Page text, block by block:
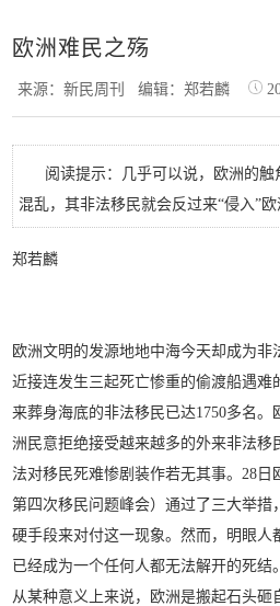
欧洲难民之殇
来源：新民周刊编辑：郑若麟
阅读提示：几乎可以说，欧洲的
混乱，其非法移民就会反过来“侵入”欧
郑若麟
欧洲文明的发源地地中海今天却成为非
近接连发生三起死亡惨重的偷渡船遇难
来葬身海底的非法移民已达1750多名
洲民意拒绝接受越来越多的外来非法移
法对移民死难惨剧装作若无其事。28日
第四次移民问题峰会）通过了三大举措
硬手段来对付这一现象。然而，明眼人
已经成为一个任何人都无法解开的死结。
从某种意义上来说，欧洲是搬起石头砸